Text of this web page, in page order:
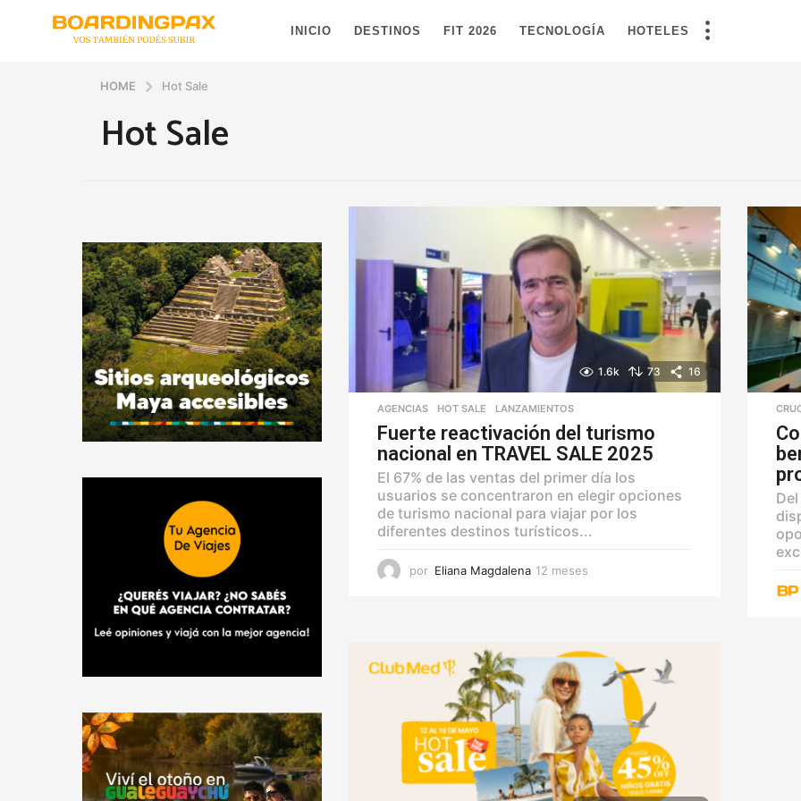
INICIO DESTINOS FIT 2026 TECNOLOGÍA HOTELES
HOME Hot Sale
Hot Sale
1.6k 73 16
AGENCIAS ,HOT SALE ,LANZAMIENTOS
Fuerte reactivación del turismo
nacional en TRAVEL SALE 2025
El 67% de las ventas del primer día los
usuarios se concentraron en elegir opciones
de turismo nacional para viajar por los
diferentes destinos turísticos...
por Eliana Magdalena 12 meses
e